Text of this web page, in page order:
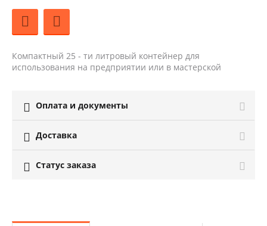
Компактный 25 - ти литровый контейнер для
использования на предприятии или в мастерской
 Оплата и документы
 Доставка
 Статус заказа